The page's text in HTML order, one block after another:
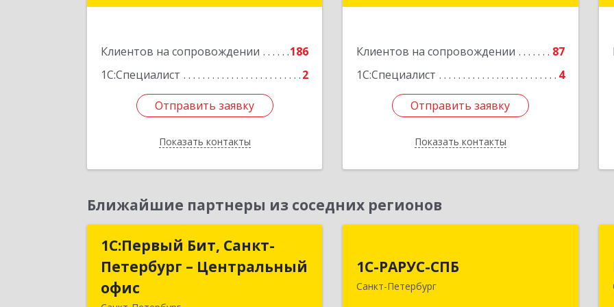
Клиентов на сопровождении
186
1С:Специалист
2
Отправить заявку
Показать контакты
Отправить заявку
Назад
Клиентов на сопровождении
87
1С:Специалист
4
Отправить заявку
Показать контакты
Подробнее
Отправить заявку
Назад
Ближайшие партнеры из соседних регионов
1С:Первый Бит, Санкт-
Петербург – Центральный
офис
1С:Первый Бит, Санкт-
Петербург – Центральный
1С-РАРУС-СПБ
Санкт-Петербург
муниципальный округ Аптекарский